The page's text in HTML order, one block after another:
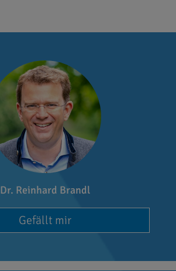
Dr. Reinhard Brandl
Gefällt mir